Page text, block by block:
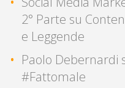
2° Parte su
e Leggende
Paolo Debernardi
#Fattomale